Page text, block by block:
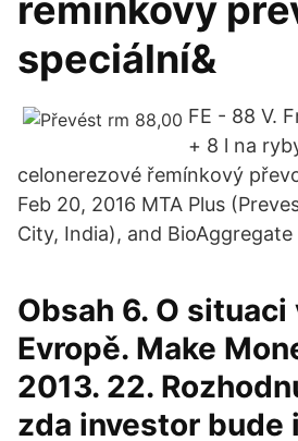
řemínkový
speciální&
FE - 88 V.
+ 8 l na
celonerezové řemínkový
Feb 20, 2016 MTA Plus
City, India), and BioAggregate
Obsah 6. O situaci
Evropě. Make
2013. 22.
zda investor bude